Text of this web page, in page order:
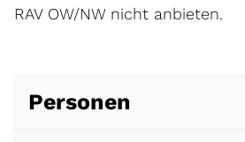
RAV OW/NW nicht anbieten.
Personen